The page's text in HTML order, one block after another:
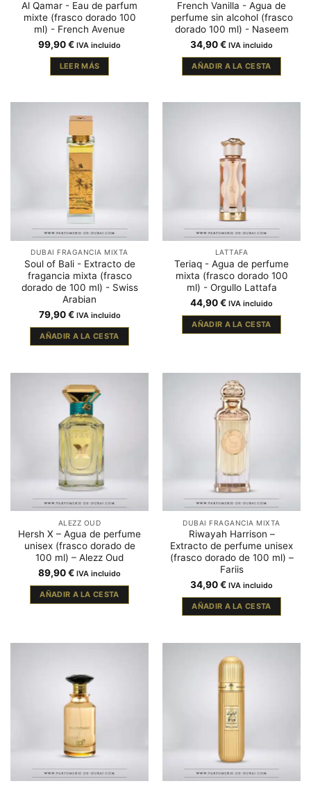
Al Qamar - Eau de parfum
mixte (frasco dorado 100
ml) - French Avenue
99,90€ IVA incluido
LEER MÁS
French Vanilla - Agua de
perfume sin alcohol (frasco
dorado 100 ml) - Naseem
34,90€ IVA incluido
AÑADIR A LA CESTA
DUBAI FRAGANCIA MIXTA
Soul of Bali - Extracto de
fragancia mixta (frasco
dorado de 100 ml) - Swiss
Arabian
79,90€ IVA incluido
AÑADIR A LA CESTA
LATTAFA
Teriaq - Agua de perfume
mixta (frasco dorado 100
ml) - Orgullo Lattafa
44,90€ IVA incluido
AÑADIR A LA CESTA
ALEZZ OUD
Hersh X – Agua de perfume
unisex (frasco dorado de
100 ml) – Alezz Oud
89,90€ IVA incluido
AÑADIR A LA CESTA
DUBAI FRAGANCIA MIXTA
Riwayah Harrison –
Extracto de perfume unisex
(frasco dorado de 100 ml) –
Fariis
34,90€ IVA incluido
AÑADIR A LA CESTA